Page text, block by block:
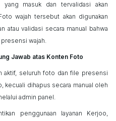
masuk dan tervalidasi akan
wajah tersebut akan digunakan
atau validasi secara manual bahwa
presensi wajah.
Jawab atas Konten Foto
aktif, seluruh foto dan file presensi
kecuali dihapus secara manual oleh
admin panel.
penggunaan layanan Kerjoo,